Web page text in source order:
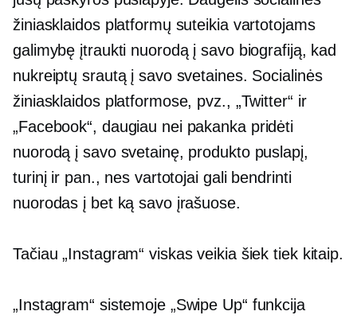
žiniasklaidos platformų suteikia vartotojams
galimybę įtraukti nuorodą į savo biografiją, kad
nukreiptų srautą į savo svetaines. Socialinės
žiniasklaidos platformose, pvz., „Twitter“ ir
„Facebook“, daugiau nei pakanka pridėti
nuorodą į savo svetainę, produkto puslapį,
turinį ir pan., nes vartotojai gali bendrinti
nuorodas į bet ką savo įrašuose.
Tačiau „Instagram“ viskas veikia šiek tiek kitaip.
„Instagram“ sistemoje „Swipe Up“ funkcija